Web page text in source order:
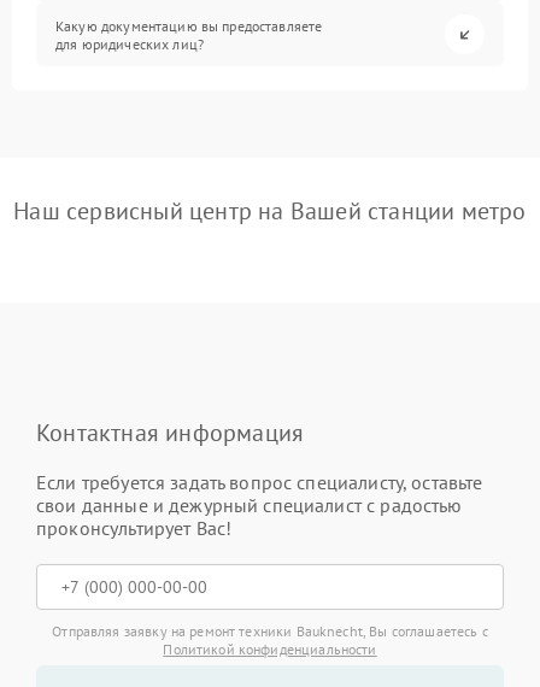
Какую документацию вы предоставляете
для юридических лиц?
Наш сервисный центр на Вашей станции метро
Контактная информация
Если требуется задать вопрос специалисту, оставьте
свои данные и дежурный специалист с радостью
проконсультирует Вас!
Отправляя заявку на ремонт техники Bauknecht, Вы соглашаетесь с
Политикой конфиденциальности